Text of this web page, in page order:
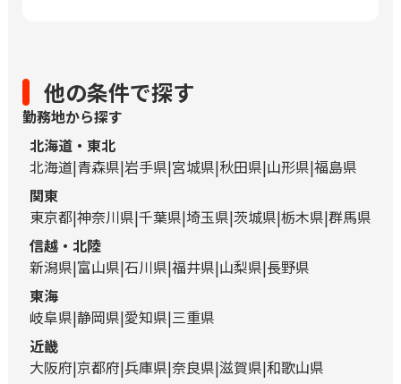
他の条件で探す
勤務地から探す
北海道・東北
北海道 青森県 岩手県 宮城県 秋田県 山形県 福島県
関東
東京都 神奈川県 千葉県 埼玉県 茨城県 栃木県 群馬県
信越・北陸
新潟県 富山県 石川県 福井県 山梨県 長野県
東海
岐阜県 静岡県 愛知県 三重県
近畿
大阪府 京都府 兵庫県 奈良県 滋賀県 和歌山県